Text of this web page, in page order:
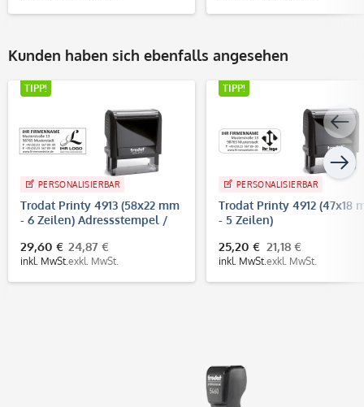
Kunden haben sich ebenfalls angesehen
TIPP!
PERSONALISIERBAR
Trodat Printy 4913 (58x22 mm
- 6 Zeilen) Adressstempel /
29,60 €
inkl. MwSt.
24,87 €
exkl. MwSt.
TIPP!
PERSONALISIERBAR
Trodat Printy 4912 (47x18
- 5 Zeilen)
25,20 €
inkl. MwSt.
21,18 €
exkl. MwSt.